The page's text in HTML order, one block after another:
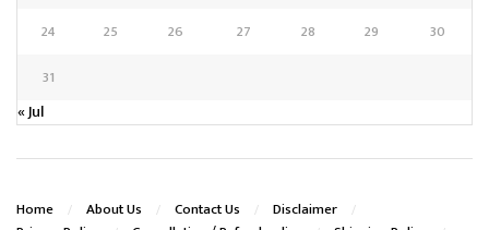
24
25 26 27 28 29
30
31
« Jul
Home About Us Contact Us
Disclaimer